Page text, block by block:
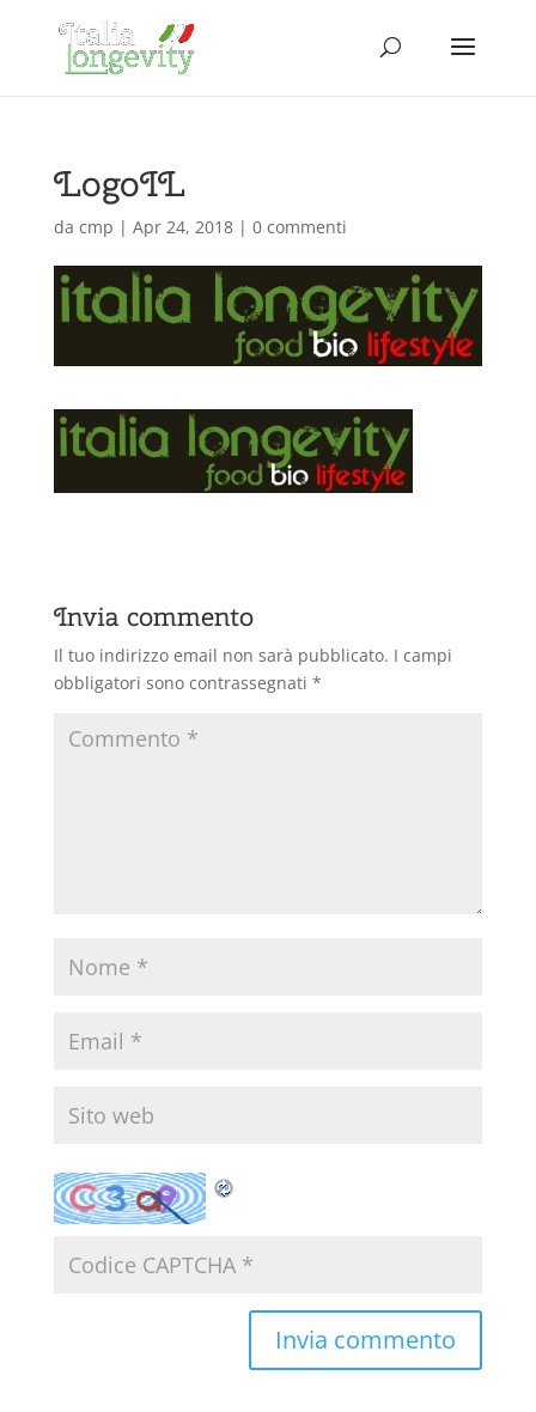
LogoIL
da cmp | Apr 24, 2018| 0 commenti
Invia commento
Il tuo indirizzo email non sarà pubblicato. I campi
obbligatori sono contrassegnati *